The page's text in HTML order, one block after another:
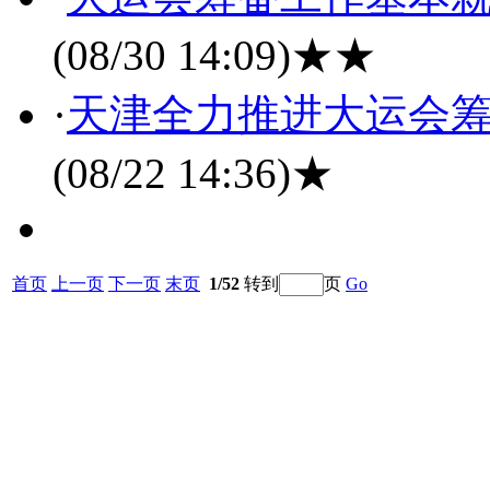
(08/30 14:09)★★
·天津全力推进大运会
(08/22 14:36)★
首页 上一页 下一页 末页 1/52 转到 页 Go